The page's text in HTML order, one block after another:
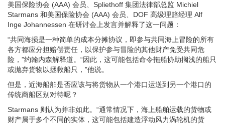
美国保险协会 (AAA) 会员、Spliethoff 集团法律部总监 Michiel
Starmans 和美国保险协会 (AAA) 会员、DOF 高级理赔经理 Alf
Inge Johannessen 在研讨会上发言并解释了这一问题：
“共同海损是一种简单的成本分摊协议，即参与共同海上冒险的所有
各方都应分担赔偿责任，以保护参与冒险的其他财产免受共同危
险，”约翰内森解释道。“因此，这可能包括命令拖船协助搁浅的船只
或抛弃货物以拯救船只，”他说。
但是，近海船舶是否应该与将货物从一个港口运送到另一个港口的
传统商船区别对待呢？
Starmans 则认为并非如此。“通常情况下，海上船舶运载的货物或
财产属于多个不同的实体，这可能包括建造浮动风力涡轮机的货